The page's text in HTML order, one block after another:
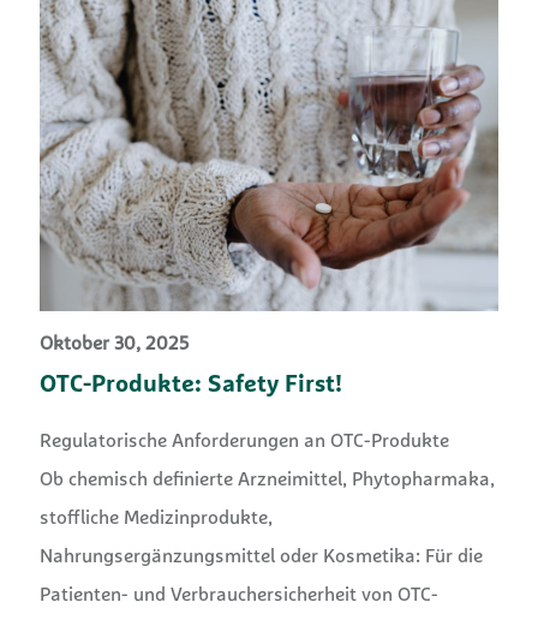
Oktober 30, 2025
OTC-Produkte: Safety First!
Regulatorische Anforderungen an OTC-Produkte
Ob chemisch definierte Arzneimittel, Phytopharmaka,
stoffliche Medizinprodukte,
Nahrungsergänzungsmittel oder Kosmetika: Für die
Patienten- und Verbrauchersicherheit von OTC-